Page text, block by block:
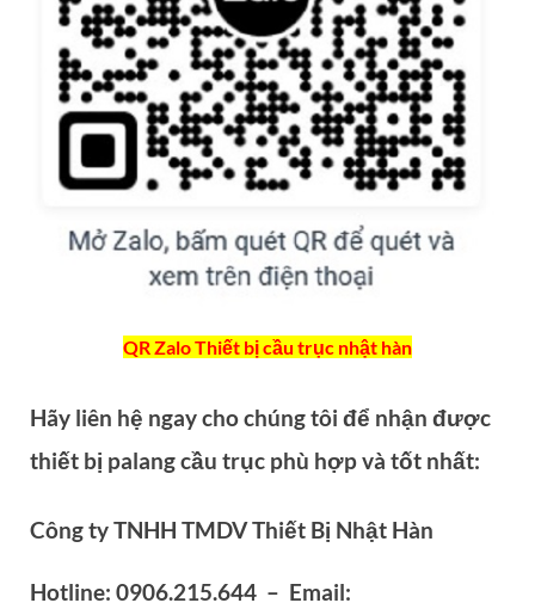
QR Zalo Thiết bị cầu trục nhật hàn
Hãy liên hệ ngay cho chúng tôi để nhận được
thiết bị palang cầu trục phù hợp và tốt nhất:
Công ty TNHH TMDV Thiết Bị Nhật Hàn
Hotline: 0906.215.644 – Email: